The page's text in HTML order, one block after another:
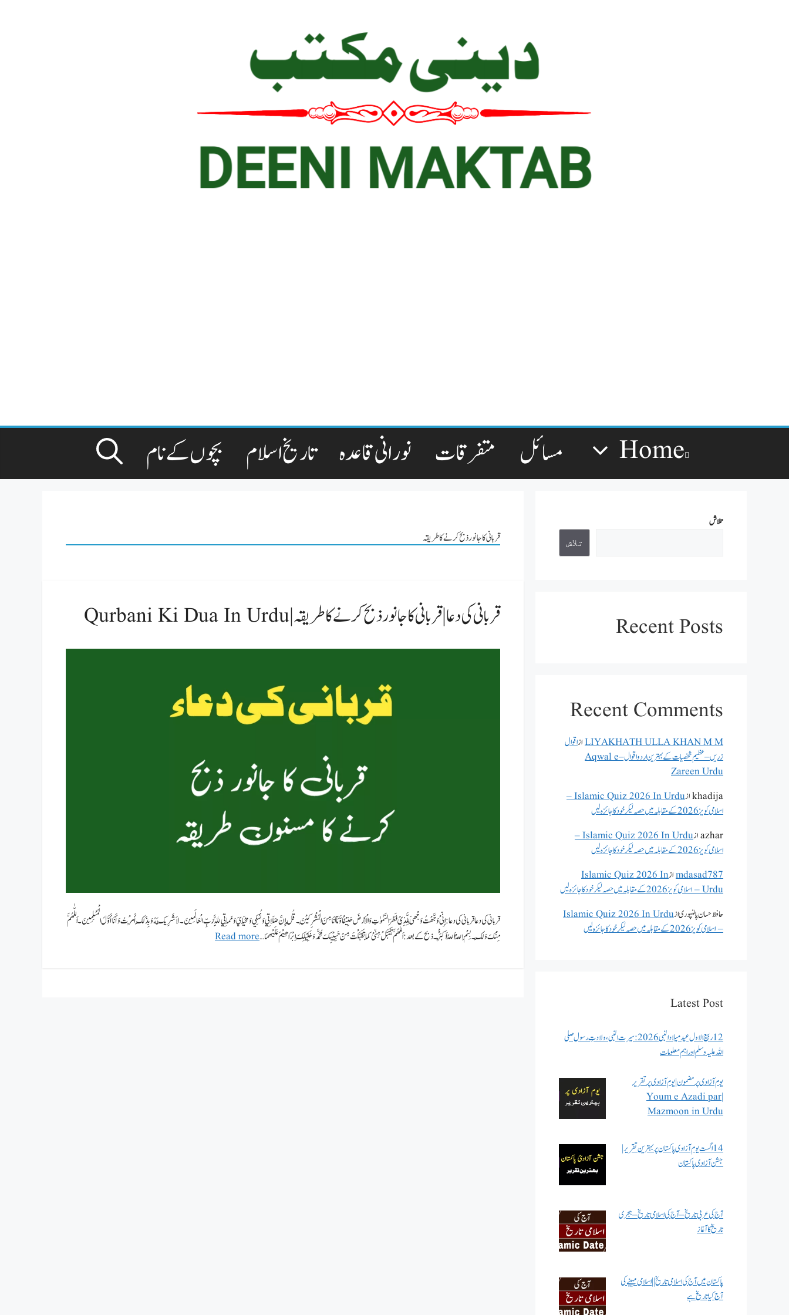
Home مسائل متفرقات نورانی قاعدہ تاریخ اسلام بچوں کے نام
قربانی کا جانور ذبح کرنے کا طریقہ
قربانی کی دعا | قربانی کا جانور ذبح کرنے کا طریقہ | Qurbani Ki Dua In Urdu
قربانی کی دعا قربانی کی دعا: اِنِّیْ وَجَّهْتُ وَجْهِیَ لِلَّذِیْ فَطَرَ السَّمٰوٰتِ وَ الْاَرْضَ حَنِیْفًا وَّ مَاۤ اَنَا مِنَ الْمُشْرِكِیْنَ۔قُلْ إِنَّ صَلَاتِي وَنُسُكِي وَمَحْيَايَ وَمَمَاتِي لِلَّهِ رَبِّ الْعَالَمِينَ۔لاَ شَرِيكَ لَهُ وَبِذَلِكَ أُمِرْتُ وَأَنَا أَوَّلُ الْمُسْلِمِينَ۔اَللّٰھُمَّ
مِنْکَ وَلَکَ۔ بِسْمِ اللّٰہْ اَللّٰہُ اَکْبَرْْ۔ ذبح کے بعد: اَللّٰھُمَّ تَقَبَّلْ مِنِّیْ کَمَا تَقَبَّلْتَ مِنْ حَبِیْبِکَ مُحَمَّد وَخَلِیْلِکَ اِبْرَاھِیْمَ عَلَیْھمَا …Read more
تلاش
تلاش
Recent Posts
Recent Comments
LIYAKHATH ULLA KHAN M Mازاقوال
زریں – عظیم شخصیات کے بہترین اردو اقوال – Aqwal e
Zareen Urdu
khadijaاز
Islamic Quiz 2026 In Urdu –
اسلامی کویز 2026 کے مقابلہ میں حصہ لیکر خود کا جائزہ لیں
azharاز
Islamic Quiz 2026 In Urdu –
اسلامی کویز 2026 کے مقابلہ میں حصہ لیکر خود کا جائزہ لیں
mdasad787ازIslamic Quiz 2026 In
Urdu – اسلامی کویز 2026 کے مقابلہ میں حصہ لیکر خود کا جائزہ لیں
حافظ حسان پالنپوریازIslamic Quiz 2026 In Urdu
– اسلامی کویز 2026 کے مقابلہ میں حصہ لیکر خود کا جائزہ لیں
Latest Post
12 ربیع الاول عید میلاد النبی 2026: سیرت النبی، ولادتِ رسول صلی
اللہ علیہ وسلم اور اہم معلومات
یوم آزادی پر مضمون | یوم آزادی پر تقریر
| Youm e Azadi par
Mazmoon in Urdu
14 اگست یوم آزادی پاکستان پر بہترین تقریر |
جشن آزادی پاکستان
آج کی عربی تاریخ – آج کی اسلامی تاریخ – ہجری
تاریخ کا آغاز
پاکستان میں آج کی اسلامی تاریخ || اسلامی مہینے کی
آج کیا تاریخ ہے